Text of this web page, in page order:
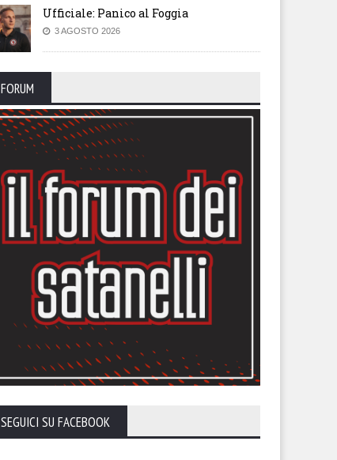
Ufficiale: Panico al Foggia
3 AGOSTO 2026
FORUM
SEGUICI SU FACEBOOK